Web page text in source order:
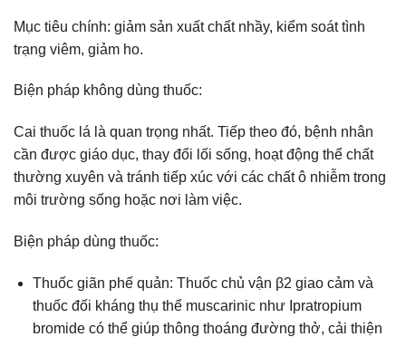
Mục tiêu chính: giảm sản xuất chất nhầy, kiểm soát tình
trạng viêm, giảm ho.
Biện pháp không dùng thuốc:
Cai thuốc lá là quan trọng nhất. Tiếp theo đó, bệnh nhân
cần được giáo dục, thay đổi lối sống, hoạt động thể chất
thường xuyên và tránh tiếp xúc với các chất ô nhiễm trong
môi trường sống hoặc nơi làm việc.
Biện pháp dùng thuốc:
Thuốc giãn phế quản: Thuốc chủ vận β2 giao cảm và
thuốc đối kháng thụ thể muscarinic như Ipratropium
bromide có thể giúp thông thoáng đường thở, cải thiện